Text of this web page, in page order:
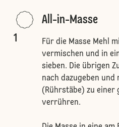
1
All-in-Masse
Für die Masse Mehl
vermischen und in
sieben. Die übrigen
nach dazugeben und
(Rührstäbe) zu einer
verrühren.